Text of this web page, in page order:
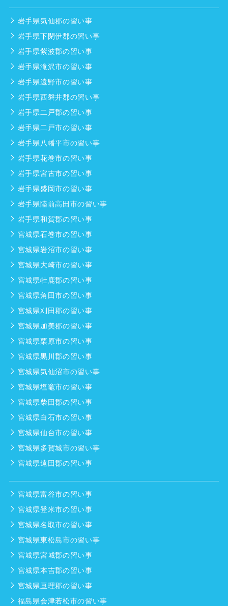
岩手県気仙郡の習い事
岩手県下閉伊郡の習い事
岩手県紫波郡の習い事
岩手県滝沢市の習い事
岩手県遠野市の習い事
岩手県西磐井郡の習い事
岩手県二戸郡の習い事
岩手県二戸市の習い事
岩手県八幡平市の習い事
岩手県花巻市の習い事
岩手県宮古市の習い事
岩手県盛岡市の習い事
岩手県陸前高田市の習い事
岩手県和賀郡の習い事
宮城県石巻市の習い事
宮城県岩沼市の習い事
宮城県大崎市の習い事
宮城県牡鹿郡の習い事
宮城県角田市の習い事
宮城県刈田郡の習い事
宮城県加美郡の習い事
宮城県栗原市の習い事
宮城県黒川郡の習い事
宮城県気仙沼市の習い事
宮城県塩竈市の習い事
宮城県柴田郡の習い事
宮城県白石市の習い事
宮城県仙台市の習い事
宮城県多賀城市の習い事
宮城県遠田郡の習い事
宮城県富谷市の習い事
宮城県登米市の習い事
宮城県名取市の習い事
宮城県東松島市の習い事
宮城県宮城郡の習い事
宮城県本吉郡の習い事
宮城県亘理郡の習い事
福島県会津若松市の習い事